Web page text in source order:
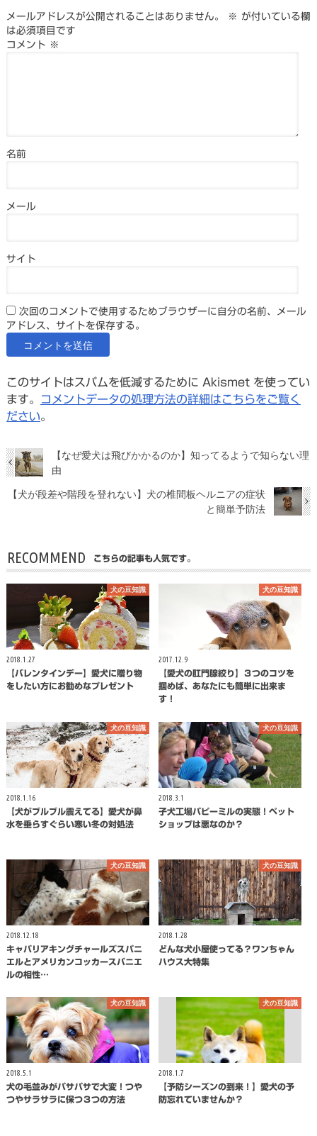
メールアドレスが公開されることはありません。 ※ が付いている欄
は必須項目です
コメント ※
名前
メール
サイト
次回のコメントで使用するためブラウザーに自分の名前、メール
アドレス、サイトを保存する。
このサイトはスパムを低減するために Akismet を使ってい
ます。
コメントデータの処理方法の詳細はこちらをご覧く
ださい。
【なぜ愛犬は飛びかかるのか】知ってるようで知らない理
由
【犬が段差や階段を登れない】犬の椎間板ヘルニアの症状
と簡単予防法
RECOMMEND こちらの記事も人気です。
犬の豆知識
2018.1.27
【バレンタインデー】愛犬に贈り物
をしたい方にお勧めなプレゼント
犬の豆知識
2017.12.9
【愛犬の肛門腺絞り】３つのコツを
掴めば、あなたにも簡単に出来ま
す！
犬の豆知識
2018.1.16
【犬がブルブル震えてる】愛犬が鼻
水を垂らすぐらい寒い冬の対処法
犬の豆知識
2018.3.1
子犬工場パピーミルの実態！ペット
ショップは悪なのか？
犬の豆知識
2018.12.18
キャバリアキングチャールズスパニ
エルとアメリカンコッカースパニエ
ルの相性…
犬の豆知識
2018.1.28
どんな犬小屋使ってる？ワンちゃん
ハウス大特集
犬の豆知識
2018.5.1
犬の毛並みがパサパサで大変！つや
つやサラサラに保つ３つの方法
犬の豆知識
2018.1.7
【予防シーズンの到来！】愛犬の予
防忘れていませんか？